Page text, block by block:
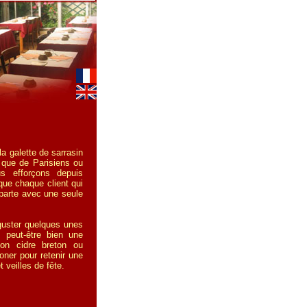
galette de sarrasin
de Parisiens ou
efforçons depuis
chaque client qui
avec une seule
quelques unes
être bien une
cidre breton ou
pour retenir une
veilles de fête.